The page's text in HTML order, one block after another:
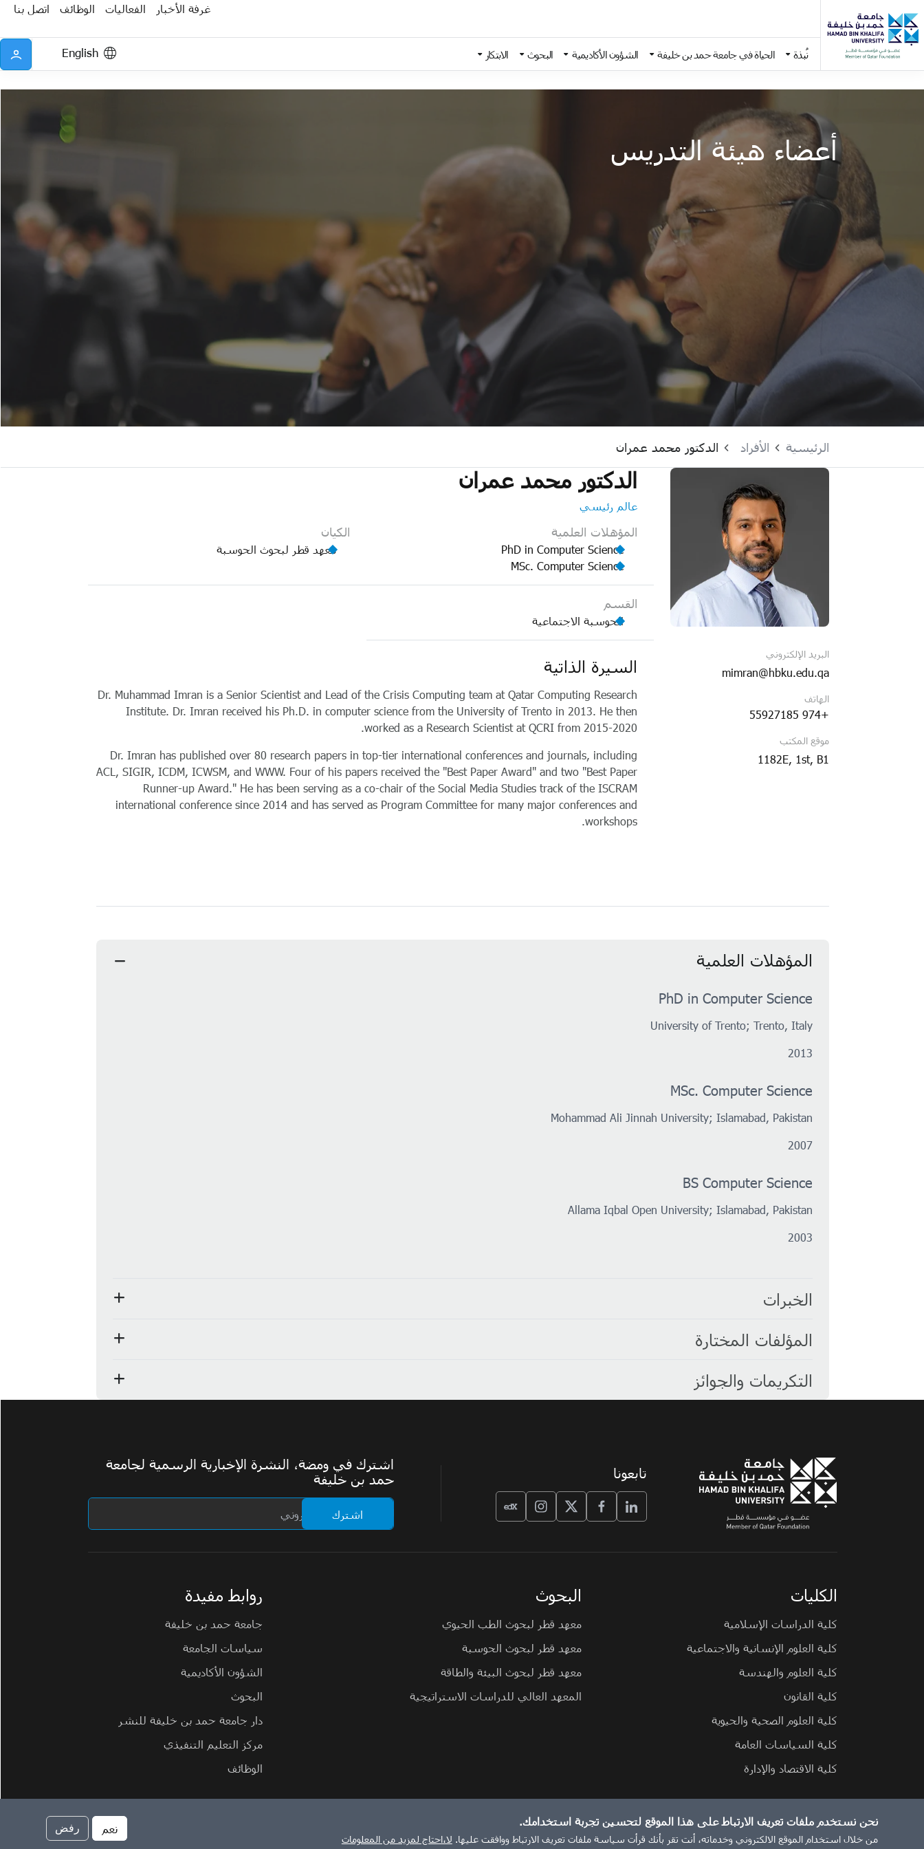
غرفة الأخبار الفعاليات الوظائف اتصل بنا
نُبذة الحياة في جامعة حمد بن خليفة الشؤون الأكاديمية البحوث الابتكار English
أعضاء هيئة التدريس
الرئيسية الأفراد الدكتور محمد عمران
البريد الإلكتروني
mimran@hbku.edu.qa
الهاتف
+974 55927185
موقع المكتب
1182E, 1st, B1
الدكتور محمد عمران
عالم رئيسي
المؤهلات العلمية
PhD in Computer Science
MSc. Computer Science
الكيان
معهد قطر لبحوث الحوسبة
القسم
الحوسبة الاجتماعية
السيرة الذاتية
Dr. Muhammad Imran is a Senior Scientist and Lead of the Crisis Computing team at Qatar Computing Research
Institute. Dr. Imran received his Ph.D. in computer science from the University of Trento in 2013. He then
worked as a Research Scientist at QCRI from 2015-2020.
Dr. Imran has published over 80 research papers in top-tier international conferences and journals, including
ACL, SIGIR, ICDM, ICWSM, and WWW. Four of his papers received the "Best Paper Award" and two "Best Paper
Runner-up Award." He has been serving as a co-chair of the Social Media Studies track of the ISCRAM
international conference since 2014 and has served as Program Committee for many major conferences and
workshops.
المؤهلات العلمية
PhD in Computer Science
University of Trento; Trento, Italy
2013
MSc. Computer Science
Mohammad Ali Jinnah University; Islamabad, Pakistan
2007
BS Computer Science
Allama Iqbal Open University; Islamabad, Pakistan
2003
الخبرات
المؤلفات المختارة
التكريمات والجوائز
تابعونا
اشترك في ومضة، النشرة الإخبارية الرسمية لجامعة
حمد بن خليفة
الكليات
كلية الدراسات الإسلامية
كلية العلوم الإنسانية والاجتماعية
كلية العلوم والهندسة
كلية القانون
كلية العلوم الصحية والحيوية
كلية السياسات العامة
كلية الاقتصاد والإدارة
البحوث
معهد قطر لبحوث الطب الحيوي
معهد قطر لبحوث الحوسبة
معهد قطر لبحوث البيئة والطاقة
المعهد العالي للدراسات الاستراتيجية
روابط مفيدة
جامعة حمد بن خليفة
سياسات الجامعة
الشؤون الأكاديمية
البحوث
دار جامعة حمد بن خليفة للنشر
مركز التعليم التنفيذي
الوظائف
© 2026 جميع الحقوق محفوظة لجامعة حمد بن خليفة. سياسة الخصوصية نحن نستخدم ملفات تعريف الارتباط على هذا الموقع لتحسين تجربة استخدامك.
من خلال استخدام الموقع الالكتروني وخدماته، أنت تقر بأنك قرأت سياسة ملفات تعريف الارتباط ووافقت عليها. لا،احتاج لمزيد من المعلومات
نعم رفض